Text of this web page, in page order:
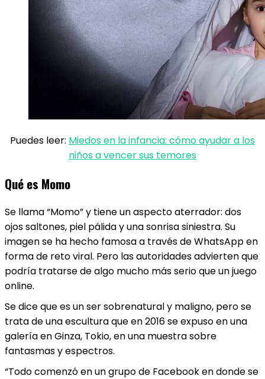
Puedes leer: Miedos en la infancia: cómo ayudar a los
niños a vencer sus temores
Qué es Momo
Se llama “Momo” y tiene un aspecto aterrador: dos
ojos saltones, piel pálida y una sonrisa siniestra. Su
imagen se ha hecho famosa a través de WhatsApp en
forma de reto viral. Pero las autoridades advierten que
podría tratarse de algo mucho más serio que un juego
online.
Se dice que es un ser sobrenatural y maligno, pero se
trata de una escultura que en 2016 se expuso en una
galería en Ginza, Tokio, en una muestra sobre
fantasmas y espectros.
“Todo comenzó en un grupo de Facebook en donde se